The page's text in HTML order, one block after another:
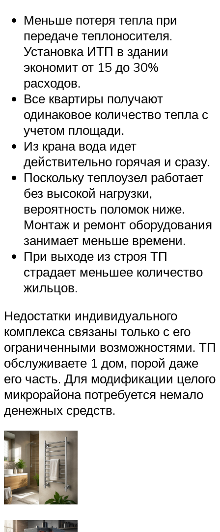
Меньше потеря тепла при
передаче теплоносителя.
Установка ИТП в здании
экономит от 15 до 30%
расходов.
Все квартиры получают
одинаковое количество тепла с
учетом площади.
Из крана вода идет
действительно горячая и сразу.
Поскольку теплоузел работает
без высокой нагрузки,
вероятность поломок ниже.
Монтаж и ремонт оборудования
занимает меньше времени.
При выходе из строя ТП
страдает меньшее количество
жильцов.
Недостатки индивидуального
комплекса связаны только с его
ограниченными возможностями. ТП
обслуживаете 1 дом, порой даже
его часть. Для модификации целого
микрорайона потребуется немало
денежных средств.